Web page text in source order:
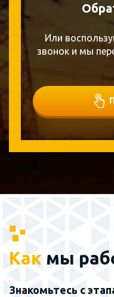
Или
звонок и мы
Как мы
Знакомьтесь с